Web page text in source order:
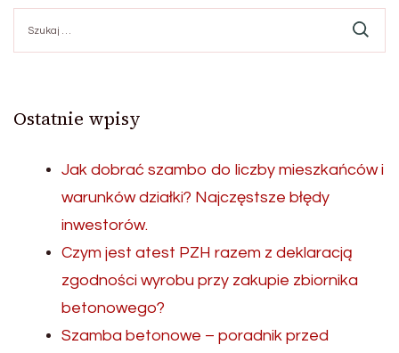
Ostatnie wpisy
Jak dobrać szambo do liczby mieszkańców i
warunków działki? Najczęstsze błędy
inwestorów.
Czym jest atest PZH razem z deklaracją
zgodności wyrobu przy zakupie zbiornika
betonowego?
Szamba betonowe – poradnik przed